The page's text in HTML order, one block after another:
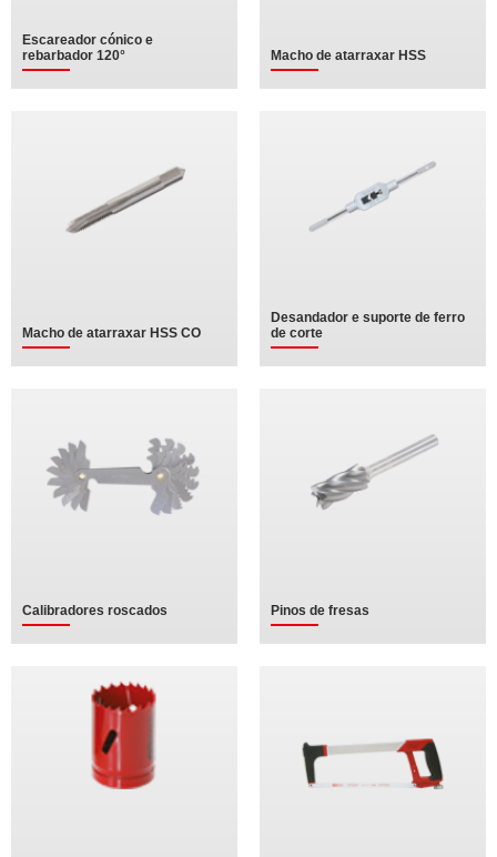
Escareador cónico e
rebarbador 120°
Macho de atarraxar HSS
Macho de atarraxar HSS CO
Desandador e suporte de ferro
de corte
Calibradores roscados Pinos de fresas